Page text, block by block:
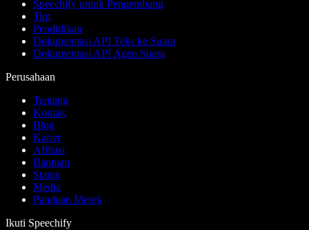
Speechify untuk Pengembang
Tim
Pendidikan
Dokumentasi API Teks ke Suara
Dokumentasi API Agen Suara
Perusahaan
Tentang
Kontak
Blog
Karier
Afiliasi
Bantuan
Status
Media
Panduan Merek
Ikuti Speechify